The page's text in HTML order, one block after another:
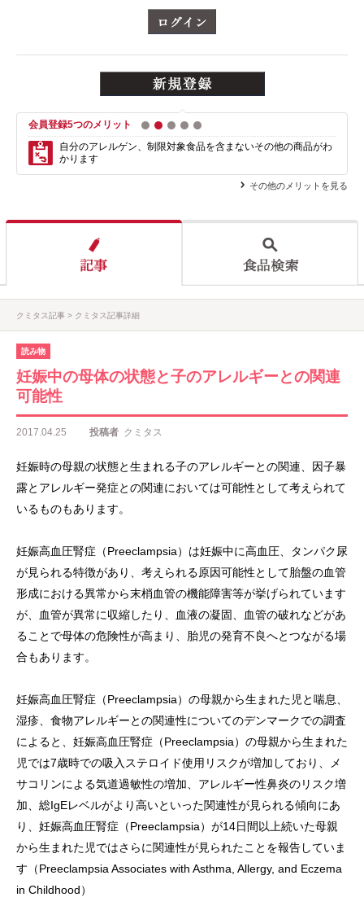
会員登録5つのメリット 1 2 3 4
自分のアレルゲン、制限対象食品を含まないその他の商品がわ
かります
その他のメリットを見る
クミタス記事 クミタス記事詳細
読み物
妊娠中の母体の状態と子のアレルギーとの関連
可能性
2017.04.25 投稿者 クミタス
妊娠時の母親の状態と生まれる子のアレルギーとの関連、因子暴
露とアレルギー発症との関連においては可能性として考えられて
いるものもあります。
妊娠高血圧腎症（Preeclampsia）は妊娠中に高血圧、タンパク尿
が見られる特徴があり、考えられる原因可能性として胎盤の血管
形成における異常から末梢血管の機能障害等が挙げられています
が、血管が異常に収縮したり、血液の凝固、血管の破れなどがあ
ることで母体の危険性が高まり、胎児の発育不良へとつながる場
合もあります。
妊娠高血圧腎症（Preeclampsia）の母親から生まれた児と喘息、
湿疹、食物アレルギーとの関連性についてのデンマークでの調査
によると、妊娠高血圧腎症（Preeclampsia）の母親から生まれた
児では7歳時での吸入ステロイド使用リスクが増加しており、メ
サコリンによる気道過敏性の増加、アレルギー性鼻炎のリスク増
加、総IgEレベルがより高いといった関連性が見られる傾向にあ
り、妊娠高血圧腎症（Preeclampsia）が14日間以上続いた母親
から生まれた児ではさらに関連性が見られたことを報告していま
す（Preeclampsia Associates with Asthma, Allergy, and Eczema
in Childhood）